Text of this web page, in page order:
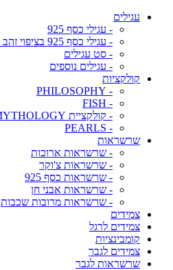
עגילים
- עגילי כסף 925
- עגילי כסף 925 בציפוי זהב מיקרוני
- סט עגילים
- עגילים נוספים
קולקציות
- PHILOSOPHY
- FISH
- קולקציית MYTHOLOGY
- PEARLS
שרשראות
- שרשראות ארוכות
- שרשראות צ'וקר
- שרשראות כסף 925
- שרשראות אבני חן
- שרשראות מרובות שכבות
צמידים
צמידים לרגל
קומבינציות
צמידים לגבר
שרשראות לגבר